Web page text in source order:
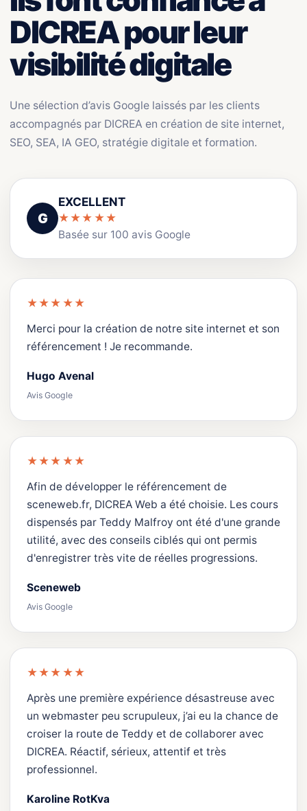
DICREA pour leur
visibilité digitale
Une sélection d’avis Google laissés par les clients
accompagnés par DICREA en création de site internet,
SEO, SEA, IA GEO, stratégie digitale et formation.
G
EXCELLENT
★★★★★
Basée sur 100 avis Google
★★★★★
Merci pour la création de notre site internet et son
référencement ! Je recommande.
Hugo Avenal
Avis Google
★★★★★
Afin de développer le référencement de
sceneweb.fr, DICREA Web a été choisie. Les cours
dispensés par Teddy Malfroy ont été d'une grande
utilité, avec des conseils ciblés qui ont permis
d'enregistrer très vite de réelles progressions.
Sceneweb
Avis Google
★★★★★
Après une première expérience désastreuse avec
un webmaster peu scrupuleux, j’ai eu la chance de
croiser la route de Teddy et de collaborer avec
DICREA. Réactif, sérieux, attentif et très
professionnel.
Karoline RotKva